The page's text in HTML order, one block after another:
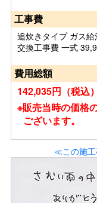
工事費
追炊きタイプ ガス給
交換工事費 一式
費用総額
142,035円（税込）
※販売当時の価格
ございます。
≪この施